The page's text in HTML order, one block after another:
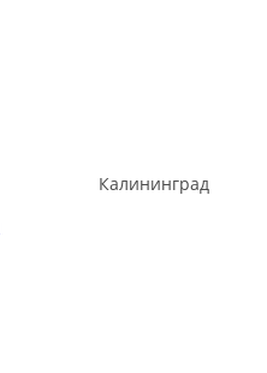
Калининград